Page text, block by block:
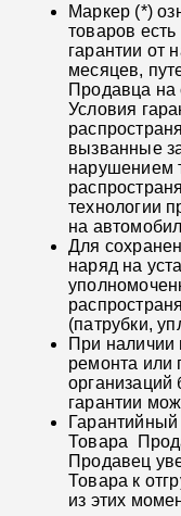
Маркер (*)
товаров
гарантии от
месяцев,
Продавца на
Условия
вызванные
нарушением
технологии
на
Для
наряд на
(патрубки,
При наличии
ремонта или
организаций
гарантии
Товара
Продавец
Товара к
из этих